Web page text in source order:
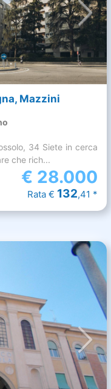
Mazzini
34 Siete in cerca
che rich...
€ 28.000
Rata € 132,41 *